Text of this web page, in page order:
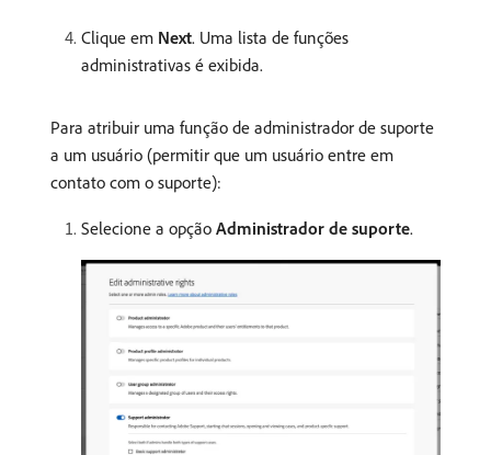
Clique em Next. Uma lista de funções
administrativas é exibida.
Para atribuir uma função de administrador de suporte
a um usuário (permitir que um usuário entre em
contato com o suporte):
Selecione a opção Administrador de suporte.